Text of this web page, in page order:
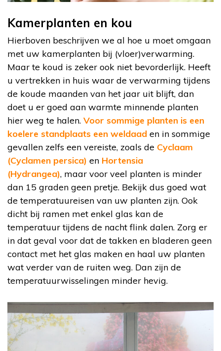
Kamerplanten en kou
Hierboven beschrijven we al hoe u moet omgaan
met uw kamerplanten bij (vloer)verwarming.
Maar te koud is zeker ook niet bevorderlijk. Heeft
u vertrekken in huis waar de verwarming tijdens
de koude maanden van het jaar uit blijft, dan
doet u er goed aan warmte minnende planten
hier weg te halen. Voor sommige planten is een
koelere standplaats een weldaad en in sommige
gevallen zelfs een vereiste, zoals de Cyclaam
(Cyclamen persica) en Hortensia
(Hydrangea), maar voor veel planten is minder
dan 15 graden geen pretje. Bekijk dus goed wat
de temperatuureisen van uw planten zijn. Ook
dicht bij ramen met enkel glas kan de
temperatuur tijdens de nacht flink dalen. Zorg er
in dat geval voor dat de takken en bladeren geen
contact met het glas maken en haal uw planten
wat verder van de ruiten weg. Dan zijn de
temperatuurwisselingen minder hevig.